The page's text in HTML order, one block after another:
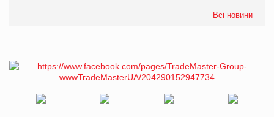
Всі новини